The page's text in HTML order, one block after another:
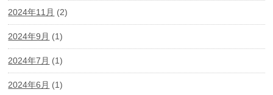
2024年11月 (2)
2024年9月 (1)
2024年7月 (1)
2024年6月 (1)